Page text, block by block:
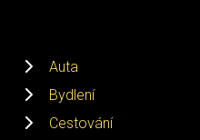
Auta
Bydlení
Cestování